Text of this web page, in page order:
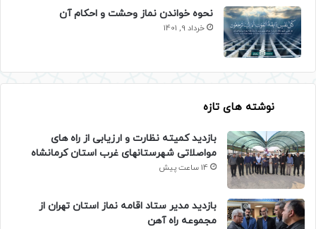
نحوه خواندن نماز وحشت و احکام آن
خرداد 9, 1401
نوشته های تازه
بازدید کمیته نظارت و ارزیابی از راه های
مواصلاتی شهرستانهای غرب استان کرمانشاه
14 ساعت پیش
بازدید مدیر ستاد اقامه نماز استان تهران از
مجموعه راه آهن